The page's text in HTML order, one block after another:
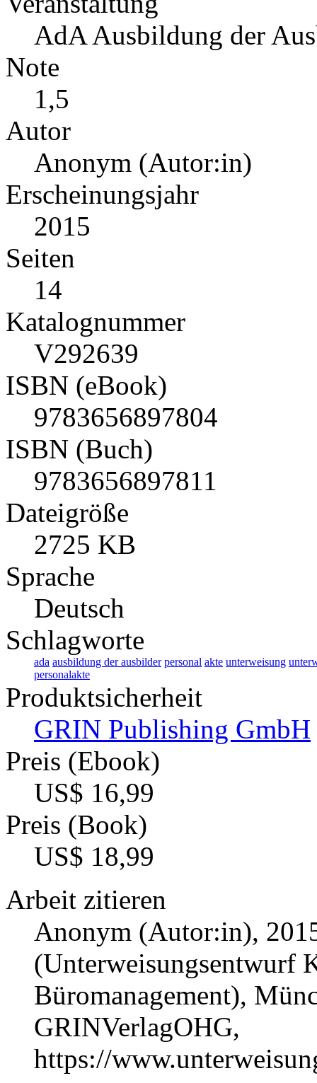
AdA Ausbildung der
Note
1,5
Autor
Anonym (Autor:in)
Erscheinungsjahr
2015
Seiten
14
Katalognummer
V292639
ISBN (eBook)
9783656897804
ISBN (Buch)
9783656897811
Dateigröße
2725 KB
Sprache
Deutsch
Schlagworte
ada ausbildung der ausbilder personal akte unterweisung
personalakte
Produktsicherheit
GRIN Publishing GmbH
Preis (Ebook)
US$ 16,99
Preis (Book)
US$ 18,99
Arbeit zitieren
Anonym (Autor:in),
(Unterweisungsentwurf
Büromanagement),
GRINVerlagOHG,
https://